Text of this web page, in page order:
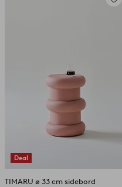
Deal
Tilføj
TIMARU ø 33 cm sidebord